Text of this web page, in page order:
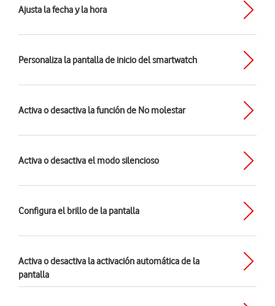
Ajusta la fecha y la hora
Personaliza la pantalla de inicio del smartwatch
Activa o desactiva la función de No molestar
Activa o desactiva el modo silencioso
Configura el brillo de la pantalla
Activa o desactiva la activación automática de la
pantalla